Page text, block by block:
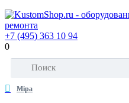
+7 (495) 363 10 94
0
Mipa